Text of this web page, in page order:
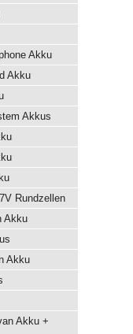
Akku
Akku
Akkus
Rundzellen
Akku
Akku
Akku +